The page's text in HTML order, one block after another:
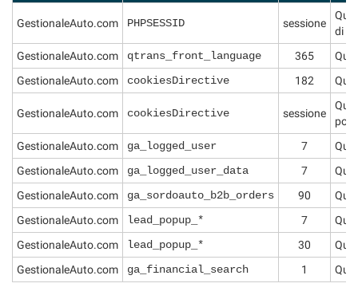
GestionaleAuto.com PHPSESSID sessione
di
GestionaleAuto.com
qtrans_front_language 365
GestionaleAuto.com
cookiesDirective 182
GestionaleAuto.com cookiesDirective sessione
GestionaleAuto.com
ga_logged_user 7
GestionaleAuto.com
ga_logged_user_data 7
GestionaleAuto.com
ga_sordoauto_b2b_orders 90
GestionaleAuto.com
lead_popup_* 7
GestionaleAuto.com
lead_popup_* 30
GestionaleAuto.com
ga_financial_search 1
qualsiasi
momento.
Cookie necessari
Cookie delle preferenze
Cookie per il miglioramento dell'esperienza utente
Cookie analitici